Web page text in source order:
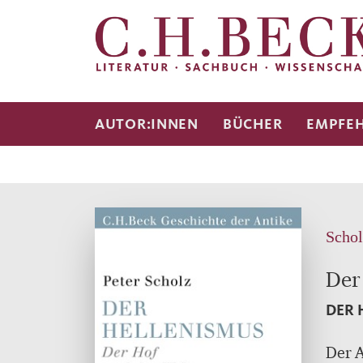
AUTOR:INNEN BÜCHER
DER
Der